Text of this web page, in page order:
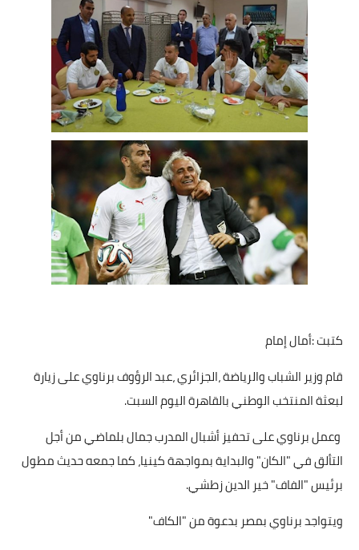
مقالات واراء
محافظات
القاهرة
القليوبية
الجيزة
الاسكندرية
الدقهلية
سوهاج
أخبار الرياضة
أخبار الفن
صحة
كتبت :أمال إمام
قام وزير الشباب والرياضة ،الجزائري ،عبد الرؤوف برناوي على زيارة
لبعثة المنتخب الوطني بالقاهرة اليوم السبت.
وعمل برناوي على تحفيز أشبال المدرب جمال بلماضي من أجل
التألق في "الكان" والبداية بمواجهة كينيا، كما جمعه حديث مطول
برئيس "الفاف" خير الدين زطشي.
ويتواجد برناوي بمصر بدعوة من "الكاف"